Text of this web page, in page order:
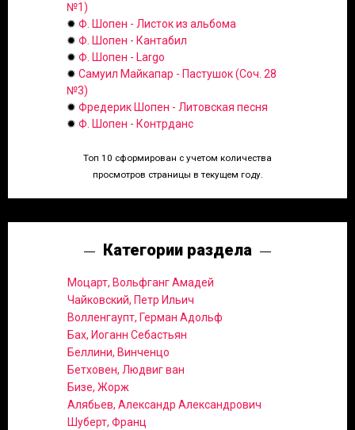
№1)
✹ Ф. Шопен - Листок из альбома
✹ Ф. Шопен - Кантабил
✹ Ф. Шопен - Largo
✹ Самуил Майкапар - Пастушок (Соч. 28
№3)
✹ Фредерик Шопен - Литовская песня
✹ Ф. Шопен - Контрданс
Топ 10 сформирован с учетом количества
просмотров страницы в текущем году.
Категории раздела
Моцарт, Вольфганг Амадей
Чайковский, Петр Ильич
Волленгаупт, Герман Адольф
Бах, Иоганн Себастьян
Беллини, Винченцо
Бетховен, Людвиг ван
Бизе, Жорж
Алябьев, Александр Александрович
Шуберт, Франц